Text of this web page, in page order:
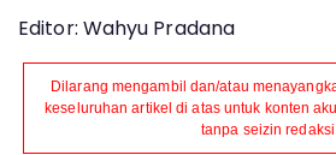
Editor: Wahyu Pradana
Dilarang mengambil dan/atau
keseluruhan artikel di atas untuk konten
tanpa seizin